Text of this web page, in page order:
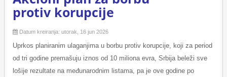
protiv korupcije
Datum kreiranja: utorak, 16 jun 2026
Uprkos planiranim ulaganjima u borbu protiv korupcije, koji za period
od tri godine premašuju iznos od 10 miliona evra, Srbija beleži sve
lošije rezultate na međunarodnim listama, pa je ove godine po